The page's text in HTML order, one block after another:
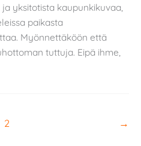
yksitotista kaupunkikuvaa,
paikasta
Myönnettäköön että
tuttuja. Eipä ihme,
2 →